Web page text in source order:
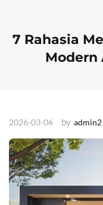
7 Rahasia
Modern
2026-03-06 by admin2